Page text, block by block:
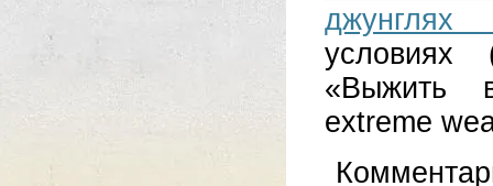
джунглях
условиях
«Выжить
extreme